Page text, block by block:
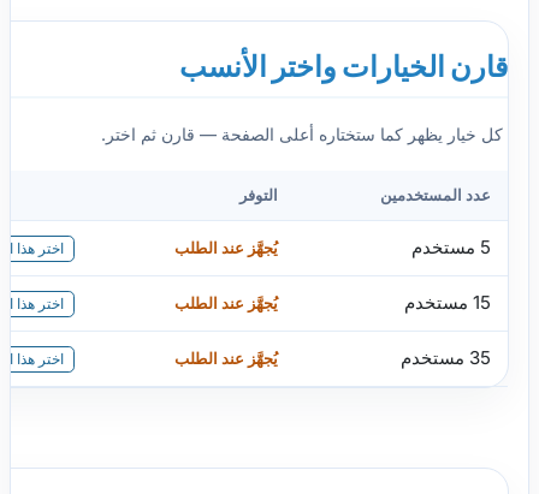
قارن الخيارات واختر الأنسب
كل خيار يظهر كما ستختاره أعلى الصفحة — قارن ثم اختر.
عدد المستخدمين التوفر
5 مستخدم يُجهَّز عند الطلب اختر هذا
15 مستخدم يُجهَّز عند الطلب اختر هذا
35 مستخدم يُجهَّز عند الطلب اختر هذا